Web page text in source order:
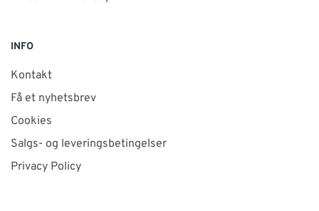
INFO
Kontakt
Få et nyhetsbrev
Cookies
Salgs- og leveringsbetingelser
Privacy Policy